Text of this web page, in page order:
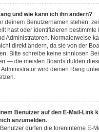
und wie kann ich ihn ändern?
deinem Benutzernamen stehen,
hast oder identifizieren bestimmte
Administratoren. Normalerweise
direkt ändern, da sie von der
Bitte schreibe keine sinnlosen
— die meisten Boards dulden
Administrator wird deinen Rang
Benutzer auf den E-Mail-Link
anzumelden.
dürfen die foreninterne E-